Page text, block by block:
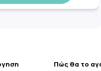
Πώς θα το